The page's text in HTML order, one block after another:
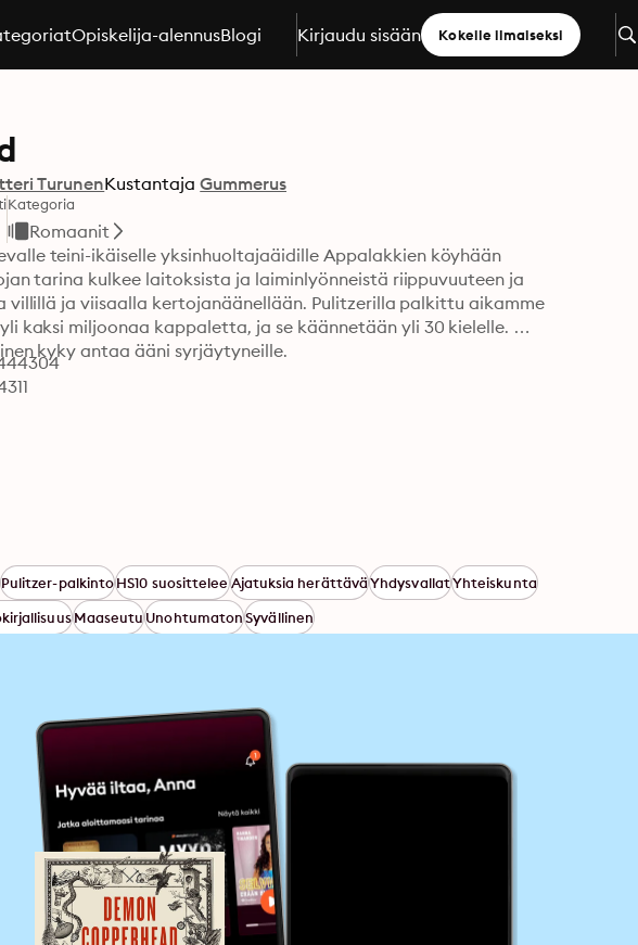
Opiskelija-alennusBlogi Kirjaudu sisään Kokeile ilmaiseksi
TurunenKustantaja Gummerus
Kategoria
Romaanit
teini-ikäiselle yksinhuoltajaäidille Appalakkien köyhään
tarina kulkee laitoksista ja laiminlyönneistä riippuvuuteen ja
villillä ja viisaalla kertojanäänellään. Pulitzerilla palkittu aikamme
kaksi miljoonaa kappaletta, ja se käännetään yli 30 kielelle.
kyky antaa ääni syrjäytyneille.
Pulitzer-palkintoHS10 suositteleeAjatuksia herättäväYhdysvallatYhteiskunta
MaaseutuUnohtumatonSyvällinen